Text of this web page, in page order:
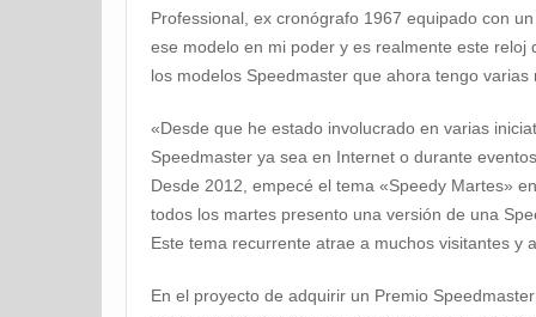
Professional, ex cronógrafo 1967 equipado con
ese modelo en mi poder y es realmente este reloj
los modelos Speedmaster que ahora tengo varias
«Desde que he estado involucrado en varias
Speedmaster ya sea en Internet o durante
Desde 2012, empecé el tema «Speedy Martes»
todos los martes presento una versión de una
Este tema recurrente atrae a muchos visitantes y
En el proyecto de adquirir un Premio